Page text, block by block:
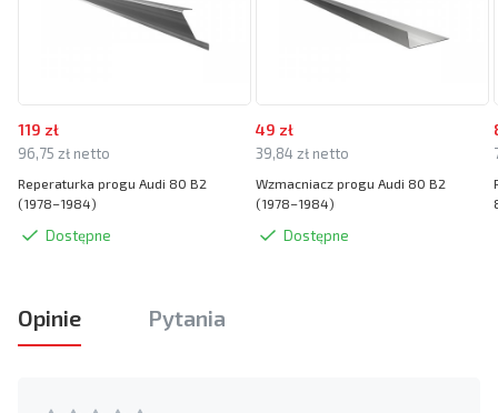
119 zł
96,75 zł netto
Reperaturka progu Audi 80 B2
(1978–1984)
Dostępne
49 zł
39,84 zł netto
Wzmacniacz progu Audi 80 B2
(1978–1984)
Dostępne
Opinie Pytania